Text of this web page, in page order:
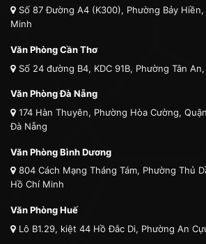
Số 87 Đường A4 (K300), Phường Bảy
Minh
Văn Phòng Cần Thơ
Số 24 đường B4, KDC 91B, Phường Tân
Văn Phòng Đà Nẵng
174 Hàn Thuyên, Phường Hòa Cường,
Đà Nẵng
Văn Phòng Bình Dương
804 Cách Mạng Tháng Tám, Phường Thủ
Hồ Chí Minh
Văn Phòng Huế
Lô B1.29, kiệt 44 Hồ Đắc Di, Phường An